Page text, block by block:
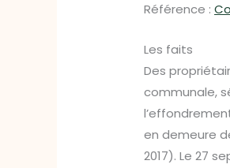
Référence :
Les faits
Des
communale,
en demeure
2017). Le 27